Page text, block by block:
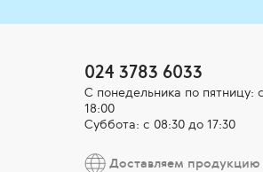
024 3783 6033
С понедельника по пятницу:
18:00
Суббота: с 08:30 до 17:30
Доставляем продукцию